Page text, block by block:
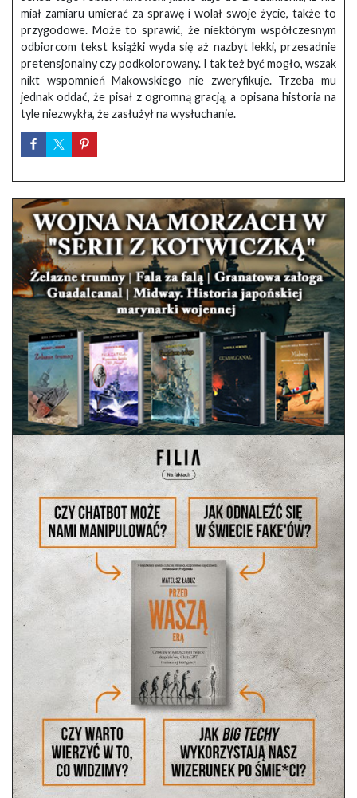
miał zamiaru umierać za sprawę i wolał swoje życie, także to
przygodowe. Może to sprawić, że niektórym współczesnym
odbiorcom tekst książki wyda się aż nazbyt lekki, przesadnie
pretensjonalny czy podkolorowany. I tak też być mogło, wszak
nikt wspomnień Makowskiego nie zweryfikuje. Trzeba mu
jednak oddać, że pisał z ogromną gracją, a opisana historia na
tyle niezwykła, że zasłużył na wysłuchanie.